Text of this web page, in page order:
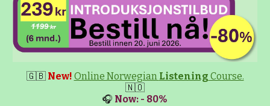
🇬🇧 New! Online Norwegian Listening Course.
🇳🇴
🎧 Now: - 80%